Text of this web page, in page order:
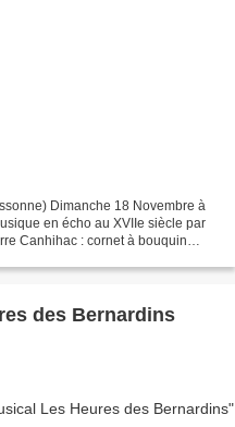
Dimanche 18 Novembre à
en écho au XVIIe siècle par
Canhihac : cornet à bouquin
des Bernardins